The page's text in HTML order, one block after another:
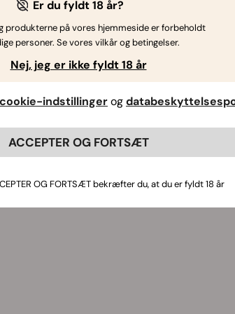
Er du fyldt 18 år?
produkterne på vores hjemmeside er forbeholdt
personer. Se vores vilkår og betingelser.
Nej, jeg er ikke fyldt 18 år
cookie-indstillingerog
ACCEPTER OG FORTSÆT
OG FORTSÆT bekræfter du, at du er fyldt 18 år